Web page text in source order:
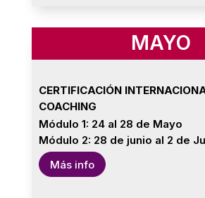
MAYO
CERTIFICACIÓN
COACHING
Módulo 1: 24 al 28 de Mayo
Módulo 2: 28 de junio al 2 de
Más info